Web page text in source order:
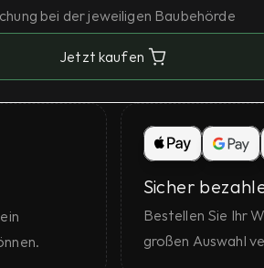
bei der jeweiligen Baubehörde
Jetzt kaufen
Sicher
Bestellen Sie Ihr
großen Auswahl